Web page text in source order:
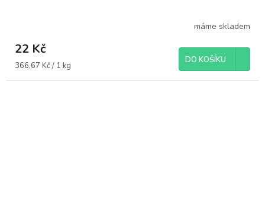
máme skladem
22 Kč
Měrná
366,67 Kč / 1 kg
DO KOŠÍKU